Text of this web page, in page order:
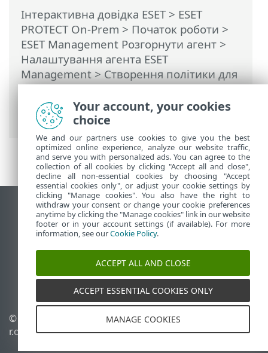
Інтерактивна довідка ESET> ESET
PROTECT On-Prem > Початок роботи >
ESET Management Pозгорнути агент >
Налаштування агента ESET
Management> Створення політики для
агентів ESET Management для
підключення до нового сервера ESET
PROTECT
Переглянути повну версію
End of Life
База знань ESET
Форум ESET
ESET Status Portal
Регіональна підтримка
© 1992 - 2026 ESET, spol. s
r.o. - Усі права захищено.
Керувати файлами cookie
Політика щодо файлів
Your account, your cookies
choice
We and our partners use cookies to give you the best
optimized online experience, analyze our website traffic,
and serve you with personalized ads. You can agree to the
collection of all cookies by clicking "Accept all and close",
decline all non-essential cookies by choosing "Accept
essential cookies only", or adjust your cookie settings by
clicking "Manage cookies". You also have the right to
withdraw your consent or change your cookie preferences
anytime by clicking the "Manage cookies" link in our website
footer or in your account settings (if available). For more
information, see ourCookie Policy.
ACCEPT ALL AND CLOSE
ACCEPT ESSENTIAL COOKIES ONLY
MANAGE COOKIES